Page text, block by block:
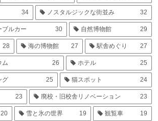
34 ノスタルジックな街並み 32
ブルカー 30 自然博物館 29
28 海の博物館 27 駅舎めぐり 27
ム 26 ホテル 25
グ 25 猫スポット 24
23 廃校・旧校舎リノベーション 23
20 雪と氷の世界 19 観覧車 19